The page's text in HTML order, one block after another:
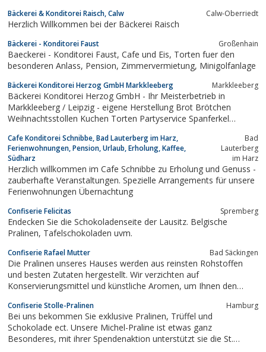
Bäckerei & Konditorei Raisch, Calw Calw-Oberriedt
Herzlich Willkommen bei der Bäckerei Raisch
Bäckerei - Konditorei Faust Großenhain
Baeckerei - Konditorei Faust, Cafe und Eis, Torten fuer den
besonderen Anlass, Pension, Zimmervermietung, Minigolfanlage
Bäckerei Konditorei Herzog GmbH Markkleeberg Markkleeberg
Bäckerei Konditorei Herzog GmbH - Ihr Meisterbetrieb in
Markkleeberg / Leipzig - eigene Herstellung Brot Brötchen
Weihnachtsstollen Kuchen Torten Partyservice Spanferkel
Speckkuchen Zwiebelkuchen
Cafe Konditorei Schnibbe, Bad Lauterberg im Harz,
Ferienwohnungen, Pension, Urlaub, Erholung, Kaffee,
Südharz
Bad
Lauterberg
im Harz
Herzlich willkommen im Cafe Schnibbe zu Erholung und Genuss -
zauberhafte Veranstaltungen. Spezielle Arrangements für unsere
Ferienwohnungen Übernachtung
Confiserie Felicitas Spremberg
Endecken Sie die Schokoladenseite der Lausitz. Belgische
Pralinen, Tafelschokoladen uvm.
Confiserie Rafael Mutter Bad Säckingen
Die Pralinen unseres Hauses werden aus reinsten Rohstoffen
und besten Zutaten hergestellt. Wir verzichten auf
Konservierungsmittel und künstliche Aromen, um Ihnen den
täglich in liebevoller Handarbeit frisch zubereitet.
Confiserie Stolle-Pralinen Hamburg
Bei uns bekommen Sie exklusive Pralinen, Trüffel und
Schokolade ect. Unsere Michel-Praline ist etwas ganz
Besonderes, mit ihrer Spendenaktion unterstützt sie die St.